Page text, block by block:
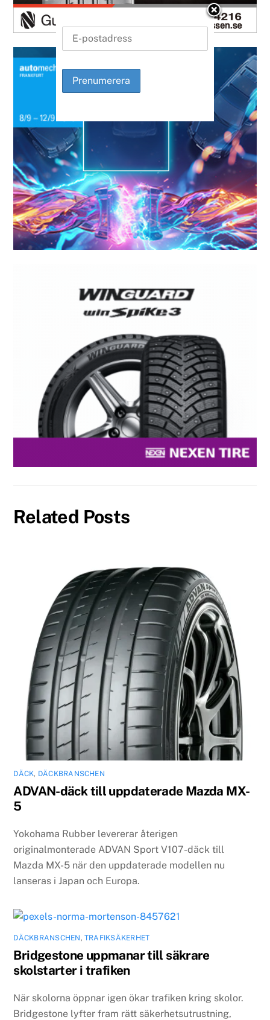
Related Posts
DÄCK, DÄCKBRANSCHEN
ADVAN-däck till uppdaterade Mazda MX-
5
Yokohama Rubber levererar återigen
originalmonterade ADVAN Sport V107-däck till
Mazda MX-5 när den uppdaterade modellen nu
lanseras i Japan och Europa.
DÄCKBRANSCHEN ,TRAFIKSÄKERHET
Bridgestone uppmanar till säkrare
skolstarter i trafiken
När skolorna öppnar igen ökar trafiken kring skolor.
Bridgestone lyfter fram rätt säkerhetsutrustning,